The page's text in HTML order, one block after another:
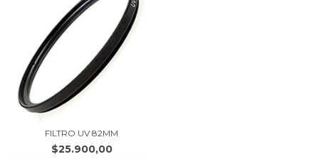
FILTRO UV 82MM
$25.900,00